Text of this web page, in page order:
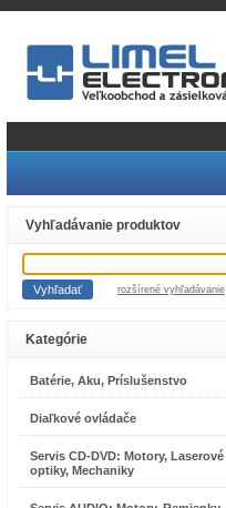
Vyhľadávanie produktov
rozšírené vyhľadávanie
Kategórie
Batérie, Aku, Príslušenstvo
Diaľkové ovládače
Servis CD-DVD: Motory, Laserové
optiky, Mechaniky